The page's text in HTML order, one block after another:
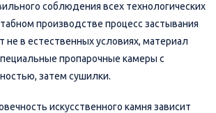
соблюдения всех технологических
производстве процесс застывания
не в естественных условиях, материал
пропарочные камеры с
затем сушилки.
искусственного камня зависит